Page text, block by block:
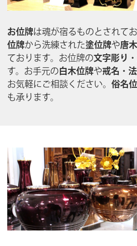
お位牌は魂が宿るものとされて
位牌から洗練された塗位牌や唐
ております。お位牌の文字彫り ・
す。お手元の白木位牌や戒名 ・
お気軽にご相談ください。 俗名
も承ります。